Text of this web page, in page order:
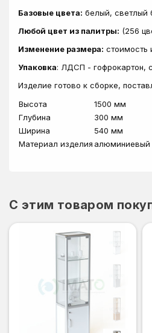
Базовые цвета: белый, светлый
Любой цвет из палитры: (256
Изменение размера: стоимость
Упаковка: ЛДСП - гофрокартон,
Изделие готово к сборке,
Высота
1500 мм
Глубина
300 мм
Ширина
540 мм
Материал изделия
C этим товаром